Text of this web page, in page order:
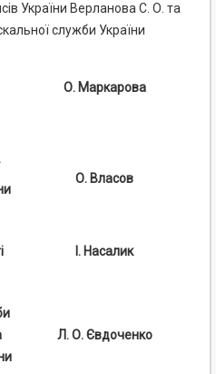
України Верланова С. О. та
служби України
О. Маркарова
О. Власов
І. Насалик
Л. О. Євдоченко